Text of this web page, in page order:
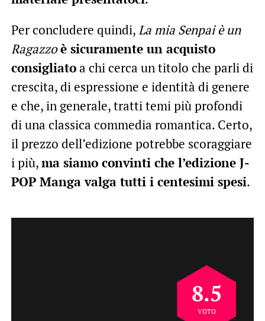
Per concludere quindi,La mia Senpai è un
Ragazzoè sicuramente un acquisto
consigliatoa chi cerca un titolo che parli di
crescita, di espressione e identità di genere
e che, in generale, tratti temi più profondi
di una classica commedia romantica. Certo,
il prezzo dell’edizione potrebbe scoraggiare
i più,ma siamo convinti che l’edizione J-
POP Manga valga tutti i centesimi spesi.
8.5
VOTO